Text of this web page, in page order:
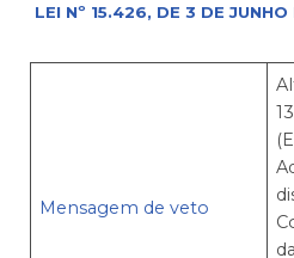
LEI Nº 15.426, DE 3 DE
Mensagem de veto